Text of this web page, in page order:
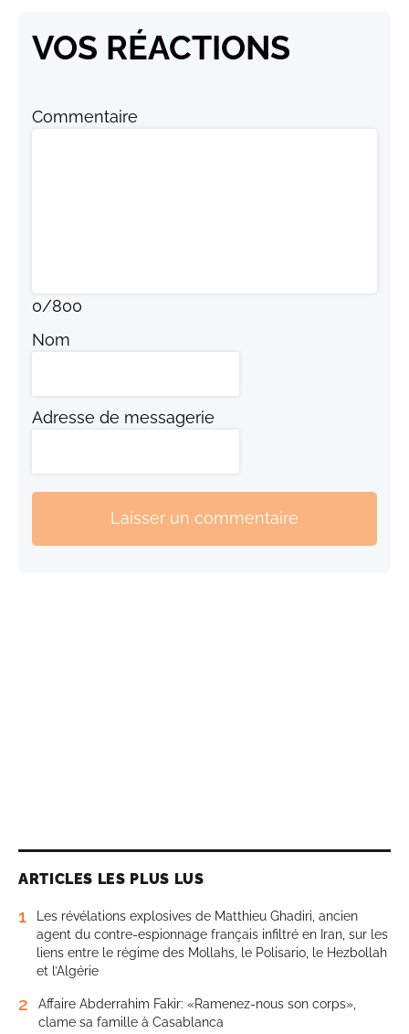
VOS RÉACTIONS
Commentaire
0/800
Nom
Adresse de messagerie
Laisser un commentaire
ARTICLES LES PLUS LUS
1
Les révélations explosives de Matthieu Ghadiri, ancien
agent du contre-espionnage français infiltré en Iran, sur les
liens entre le régime des Mollahs, le Polisario, le Hezbollah
et l’Algérie
2
Affaire Abderrahim Fakir: «Ramenez-nous son corps»,
clame sa famille à Casablanca